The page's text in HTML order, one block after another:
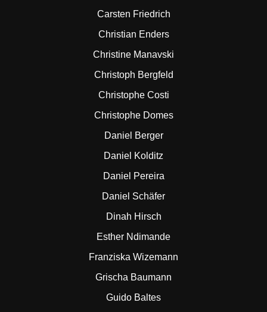
Carsten Friedrich
Christian Enders
Christine Manavski
Christoph Bergfeld
Christophe Costi
Christophe Domes
Daniel Berger
Daniel Kolditz
Daniel Pereira
Daniel Schäfer
Dinah Hirsch
Esther Ndimande
Franziska Wizemann
Grischa Baumann
Guido Baltes